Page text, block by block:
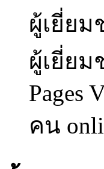
ผู้เยี่ย
ผู้เยี่ย
Pages
คน